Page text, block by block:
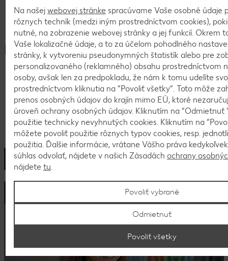
Hľadať pracovné ponuky
Benefity, ktoré majú zmysel
Na našej webovej stránke spracúvame Vaše osobné údaje
rôznych techník (medzi iným prostredníctvom cookies),
nutné, na zobrazenie webovej stránky a jej funkcií. Okrem
Vaše lokalizačné údaje, a to za účelom pohodlného
stránky, k vytvoreniu pseudonymných štatistík alebo pre
personalizovaného (reklamného) obsahu prostredníctvom
osoby, avšak len za predpokladu, že nám k tomu udelíte
prostredníctvom kliknutia na “Povoliť všetky”. Toto môže
prenos osobných údajov do krajín mimo EÚ, ktoré
úroveň ochrany osobných údajov. Kliknutím na “Odmietnuť
použitie technicky nevyhnutých cookies. Kliknutím na
môžete povoliť použitie rôznych typov cookies, resp.
použitia. Ďalšie informácie, vrátane Vášho práva
súhlas odvolať, nájdete v našich Zásadách ochrany
nájdete tu
Povoliť vybrané
Odmietnuť
Povoliť všetky